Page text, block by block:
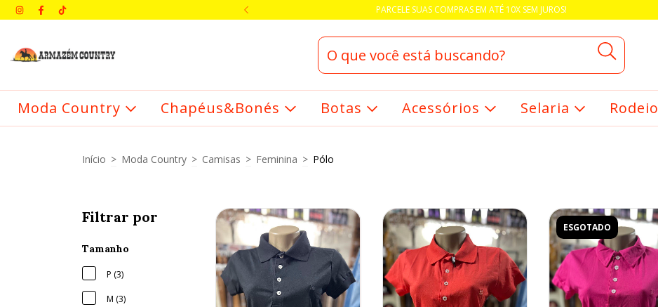
COMPRA: BEMVINDO PARCELE SUAS COMPRAS EM ATÉ 10X SEM JUROS!
Moda Country Chapéus&Bonés Botas Acessórios Selaria Rodeio
Início > Moda Country > Camisas > Feminina > Pólo
Filtrar por
Tamanho
P (3)
M (3)
ESGOTADO